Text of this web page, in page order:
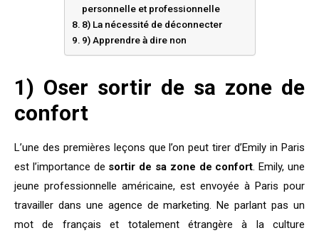
personnelle et professionnelle
8) La nécessité de déconnecter
9) Apprendre à dire non
1) Oser sortir de sa zone de
confort
L’une des premières leçons que l’on peut tirer d’Emily in Paris
est l’importance de sortir de sa zone de confort. Emily, une
jeune professionnelle américaine, est envoyée à Paris pour
travailler dans une agence de marketing. Ne parlant pas un
mot de français et totalement étrangère à la culture